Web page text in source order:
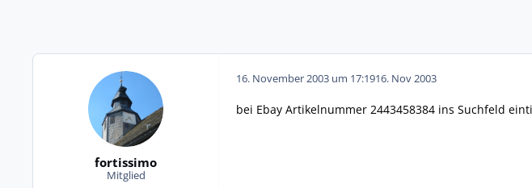
fortissimo
Mitglied
16. November 2003 um 17:1916. Nov 2003
bei Ebay Artikelnummer 2443458384 ins Suchfeld